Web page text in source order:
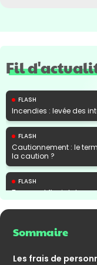
Fil
FLASH
Incendies : levée des
FLASH
Cautionnement : le
la caution ?
FLASH
Transport fluvial de
financière bienvenue
Sommaire
Les frais de